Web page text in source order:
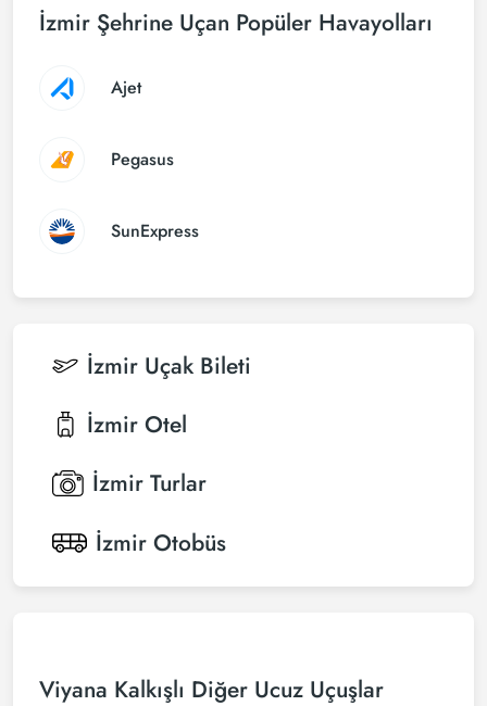
İzmir Şehrine Uçan Popüler Havayolları
Ajet
Pegasus
SunExpress
İzmir Uçak Bileti
İzmir Otel
İzmir Turlar
İzmir Otobüs
Viyana Kalkışlı Diğer Ucuz Uçuşlar